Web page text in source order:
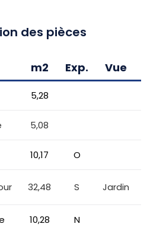
des pièces
m2 Exp. Vue
5,28
5,08
10,17 O
32,48 S Jardin
10,28 N